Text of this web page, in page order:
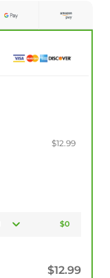
$12.99
$0
$12.99